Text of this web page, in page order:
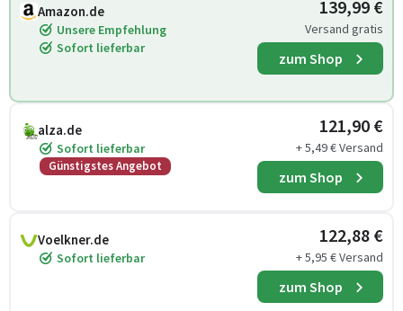
Amazon.de
Unsere Empfehlung
Sofort lieferbar
139,99 €
Versand gratis
zum Shop
alza.de
Sofort lieferbar
Günstigstes Angebot
121,90 €
+ 5,49 € Versand
zum Shop
Voelkner.de
Sofort lieferbar
122,88 €
+ 5,95 € Versand
zum Shop